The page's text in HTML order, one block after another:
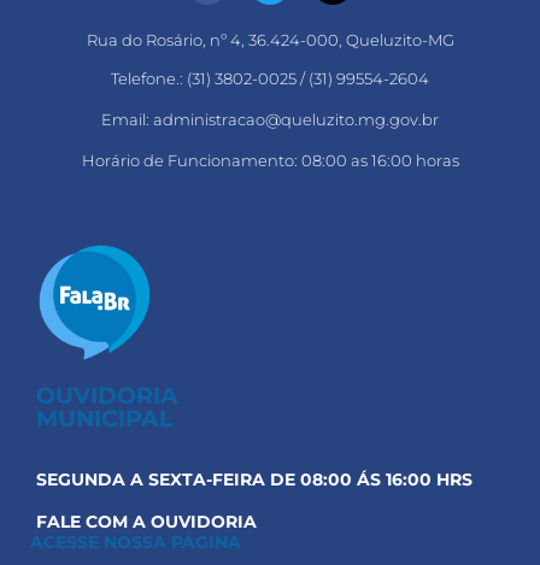
Rua do Rosário, nº 4, 36.424-000, Queluzito-MG
Telefone.: (31) 3802-0025 / (31) 99554-2604
Email: administracao@queluzito.mg.gov.br
Horário de Funcionamento: 08:00 as 16:00 horas
OUVIDORIA
MUNICIPAL
SEGUNDA A SEXTA-FEIRA DE 08:00 ÁS 16:00 HRS
FALE COM A OUVIDORIA
ACESSE NOSSA PÁGINA